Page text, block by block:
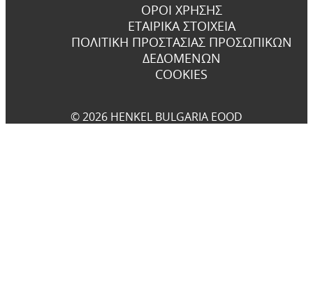
ΌΡΟΙ ΧΡΉΣΗΣ
ΕΤΑΙΡΙΚΆ ΣΤΟΙΧΕΊΑ
ΠΟΛΙΤΙΚΉ ΠΡΟΣΤΑΣΊΑΣ ΠΡΟΣΩΠΙΚΏΝ
ΔΕΔΟΜΈΝΩΝ
COOKIES
© 2026 HENKEL BULGARIA EOOD